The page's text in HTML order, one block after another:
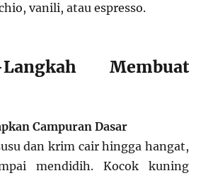
vanili, atau espresso.
Langkah Membuat
Campuran Dasar
dan krim cair hingga hangat,
mendidih. Kocok kuning